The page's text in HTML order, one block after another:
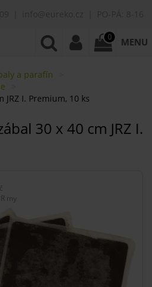
0 MENU
a parafín
JRZ I. Premium, 10 ks
30 x 40 cm JRZ I.
my